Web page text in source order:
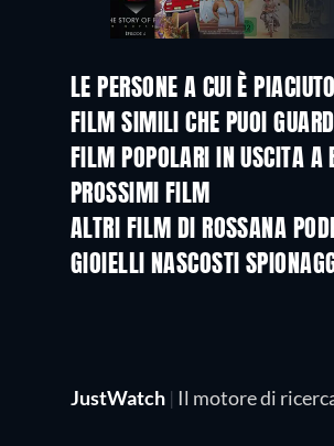
LE PERSONE A CUI È
FILM SIMILI CHE PUOI
FILM POPOLARI IN USCITA A
PROSSIMI FILM
ALTRI FILM DI ROSSANA
GIOIELLI NASCOSTI
JustWatch | Il motore di